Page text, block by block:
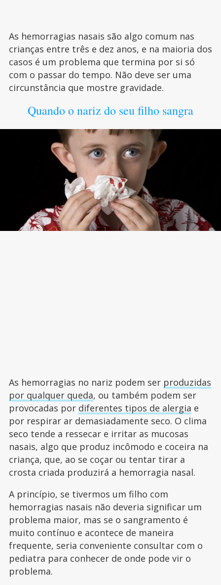
As hemorragias nasais são algo comum nas
crianças entre três e dez anos, e na maioria dos
casos é um problema que termina por si só
com o passar do tempo. Não deve ser uma
circunstância que mostre gravidade.
Quando o nariz do seu filho sangra
As hemorragias no nariz podem ser produzidas
por qualquer queda, ou também podem ser
provocadas por diferentes tipos de alergia e
por respirar ar demasiadamente seco. O clima
seco tende a ressecar e irritar as mucosas
nasais, algo que produz incômodo e coceira na
criança, que, ao se coçar ou tentar tirar a
crosta criada produzirá a hemorragia nasal.
A princípio, se tivermos um filho com
hemorragias nasais não deveria significar um
problema maior, mas se o sangramento é
muito contínuo e acontece de maneira
frequente, seria conveniente consultar com o
pediatra para conhecer de onde pode vir o
problema.